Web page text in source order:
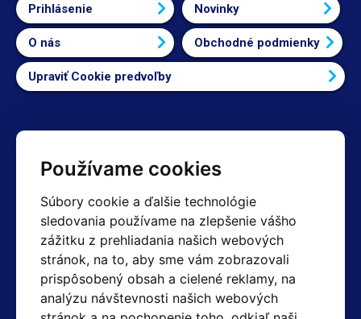
Používame cookies
Súbory cookie a ďalšie technológie
sledovania používame na zlepšenie vášho
zážitku z prehliadania našich webových
stránok, na to, aby sme vám zobrazovali
prispôsobený obsah a cielené reklamy, na
analýzu návštevnosti našich webových
Prihlásenie Novinky
O nás Obchodné podmienky
Upraviť Cookie predvoľby
Kontakty
+420 603 357 606 +420 605 234 204
info@hotair.cz
Fakturačné a expedičné oddelenie
+420 605 259 759 (Po–Pia: 7:30 – 15:00)
Technické oddelenie